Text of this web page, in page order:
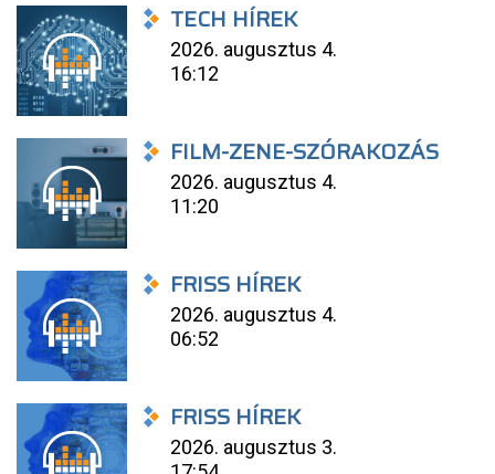
TECH HÍREK
2026. augusztus 4.
16:12
FILM-ZENE-SZÓRAKOZÁS
2026. augusztus 4.
11:20
FRISS HÍREK
2026. augusztus 4.
06:52
FRISS HÍREK
2026. augusztus 3.